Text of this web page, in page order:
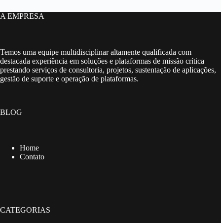
A EMPRESA
Temos uma equipe multidisciplinar altamente qualificada com
destacada experiência em soluções e plataformas de missão crítica
prestando serviços de consultoria, projetos, sustentação de aplicações,
gestão de suporte e operação de plataformas.
BLOG
Home
Contato
CATEGORIAS